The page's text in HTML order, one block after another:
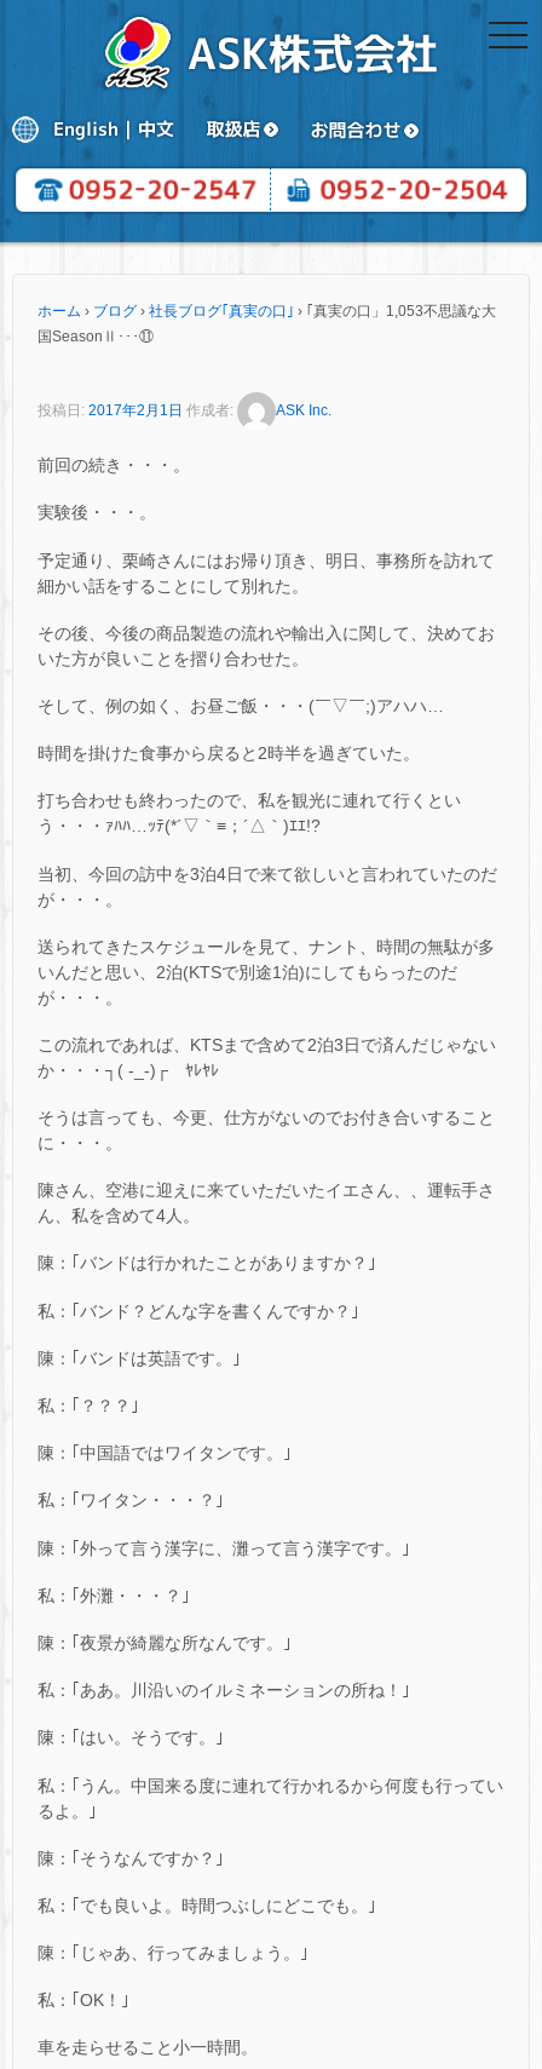
ホーム › ブログ › 社長ブログ｢真実の口｣ › ｢真実の口」1,053不思議な大
国SeasonⅡ･･･⑪
投稿日: 2017年2月1日 作成者: ASK Inc.
前回の続き・・・。
実験後・・・。
予定通り、栗崎さんにはお帰り頂き、明日、事務所を訪れて
細かい話をすることにして別れた。
その後、今後の商品製造の流れや輸出入に関して、決めてお
いた方が良いことを摺り合わせた。
そして、例の如く、お昼ご飯・・・(￣▽￣;)アハハ…
時間を掛けた食事から戻ると2時半を過ぎていた。
打ち合わせも終わったので、私を観光に連れて行くとい
う・・・ｧﾊﾊ…ｯﾃ(*´▽｀≡；´△｀)ｴｴ!?
当初、今回の訪中を3泊4日で来て欲しいと言われていたのだ
が・・・。
送られてきたスケジュールを見て、ナント、時間の無駄が多
いんだと思い、2泊(KTSで別途1泊)にしてもらったのだ
が・・・。
この流れであれば、KTSまで含めて2泊3日で済んだじゃない
か・・・┐( -_-)┌ ﾔﾚﾔﾚ
そうは言っても、今更、仕方がないのでお付き合いすること
に・・・。
陳さん、空港に迎えに来ていただいたイエさん、、運転手さ
ん、私を含めて4人。
陳：｢バンドは行かれたことがありますか？｣
私：｢バンド？どんな字を書くんですか？｣
陳：｢バンドは英語です。｣
私：｢？？？｣
陳：｢中国語ではワイタンです。｣
私：｢ワイタン・・・？｣
陳：｢外って言う漢字に、灘って言う漢字です。｣
私：｢外灘・・・？｣
陳：｢夜景が綺麗な所なんです。｣
私：｢ああ。川沿いのイルミネーションの所ね！｣
陳：｢はい。そうです。｣
私：｢うん。中国来る度に連れて行かれるから何度も行ってい
るよ。｣
陳：｢そうなんですか？｣
私：｢でも良いよ。時間つぶしにどこでも。｣
陳：｢じゃあ、行ってみましょう。｣
私：｢OK！｣
車を走らせること小一時間。